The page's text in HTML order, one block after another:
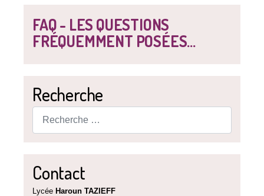
FAQ - LES QUESTIONS
FRÉQUEMMENT POSÉES...
Recherche
Contact
Lycée Haroun TAZIEFF